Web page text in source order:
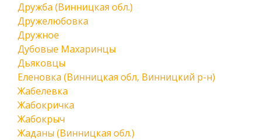
Дружба (Винницкая обл.)
Дружелюбовка
Дружное
Дубовые Махаринцы
Дьяковцы
Еленовка (Винницкая обл, Винницкий р-н)
Жабелевка
Жабокричка
Жабокрыч
Жаданы (Винницкая обл.)